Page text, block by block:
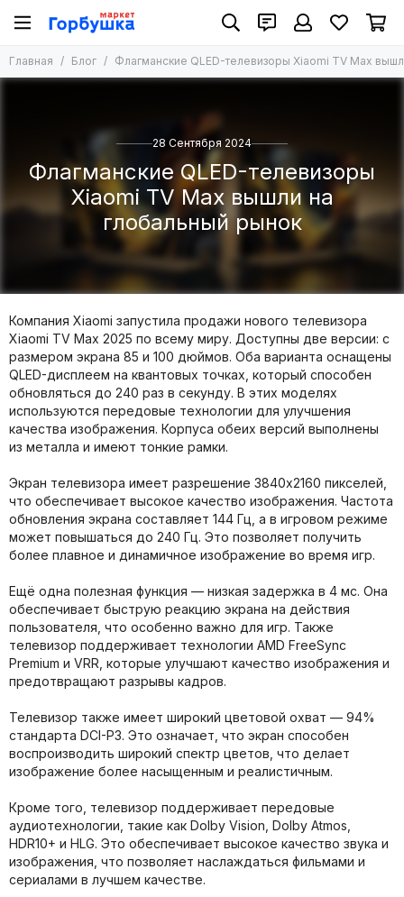
Главная Блог Флагманские QLED-телевизоры Xiaomi TV Max
28 Сентября 2024
Флагманские QLED-телевизоры
Xiaomi TV Max вышли на
глобальный рынок
Компания Xiaomi запустила продажи нового телевизора
Xiaomi TV Max 2025 по всему миру. Доступны две версии: с
размером экрана 85 и 100 дюймов. Оба варианта оснащены
QLED-дисплеем на квантовых точках, который способен
обновляться до 240 раз в секунду. В этих моделях
используются передовые технологии для улучшения
качества изображения. Корпуса обеих версий выполнены
из металла и имеют тонкие рамки.
Экран телевизора имеет разрешение 3840x2160 пикселей,
что обеспечивает высокое качество изображения. Частота
обновления экрана составляет 144 Гц, а в игровом режиме
может повышаться до 240 Гц. Это позволяет получить
более плавное и динамичное изображение во время игр.
Ещё одна полезная функция — низкая задержка в 4 мс. Она
обеспечивает быструю реакцию экрана на действия
пользователя, что особенно важно для игр. Также
телевизор поддерживает технологии AMD FreeSync
Premium и VRR, которые улучшают качество изображения и
предотвращают разрывы кадров.
Телевизор также имеет широкий цветовой охват — 94%
стандарта DCI-P3. Это означает, что экран способен
воспроизводить широкий спектр цветов, что делает
изображение более насыщенным и реалистичным.
Кроме того, телевизор поддерживает передовые
аудиотехнологии, такие как Dolby Vision, Dolby Atmos,
HDR10+ и HLG. Это обеспечивает высокое качество звука и
изображения, что позволяет наслаждаться фильмами и
сериалами в лучшем качестве.